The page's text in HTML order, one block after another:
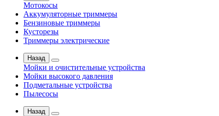
Мотокосы
Аккумуляторные триммеры
Бензиновые триммеры
Кусторезы
Триммеры электрические
Назад
Мойки и очистительные устройства
Мойки высокого давления
Подметальные устройства
Пылесосы
Назад